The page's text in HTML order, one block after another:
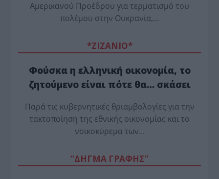
Αμερικανού Προέδρου για τερματισμό του
πολέμου στην Ουκρανία,…
*ZΙΖΑΝΙΟ*
Φούσκα η ελληνική οικονομία, το
ζητούμενο είναι πότε θα… σκάσει
Παρά τις κυβερνητικές θριαμβολογίες για την
τακτοποίηση της εθνικής οικονομίας και το
νοικοκύρεμα των…
“ΔΗΓΜΑ ΓΡΑΦΗΣ”